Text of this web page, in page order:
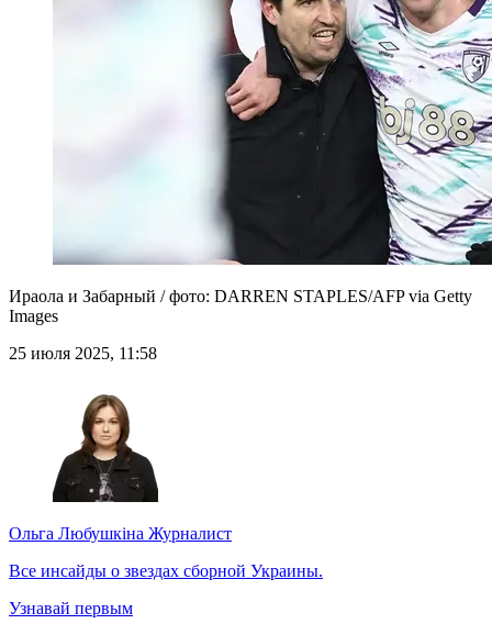
Ираола и Забарный / фото: DARREN STAPLES/AFP via Getty
Images
25 июля 2025, 11:58
Ольга Любушкіна Журналист
Все инсайды о звездах сборной Украины.
Узнавай первым